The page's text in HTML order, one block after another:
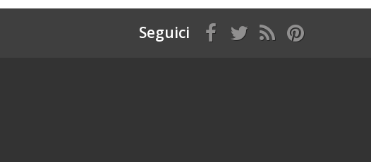
Seguici